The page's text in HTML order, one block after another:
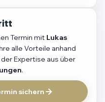
Termin mit Lukas
alle Vorteile anhand
Expertise aus über
.
sichern